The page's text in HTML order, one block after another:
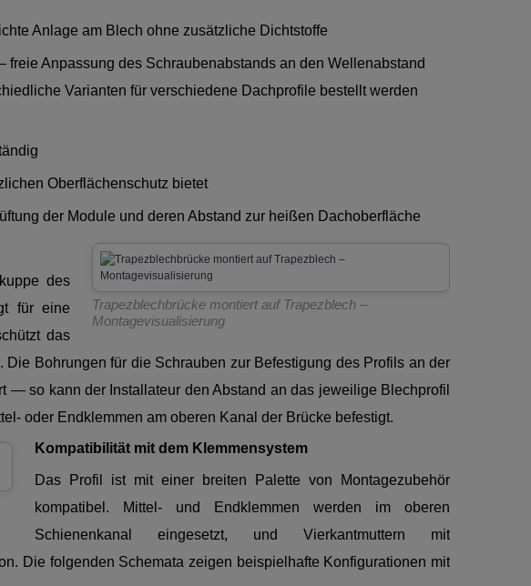
Anlage am Blech ohne zusätzliche Dichtstoffe
Anpassung des Schraubenabstands an den Wellenabstand
Varianten für verschiedene Dachprofile bestellt werden
Oberflächenschutz bietet
der Module und deren Abstand zur heißen Dachoberfläche
Trapezblechbrücke montiert auf Trapezblech –
Montagevisualisierung
des
für eine
das
Bohrungen für die Schrauben zur Befestigung des Profils an der
— so kann der Installateur den Abstand an das jeweilige Blechprofil
oder Endklemmen am oberen Kanal der Brücke befestigt.
Kompatibilität mit dem Klemmensystem
Das Profil ist mit einer breiten Palette von Montagezubehör
kompatibel. Mittel- und Endklemmen werden im oberen
Schienenkanal eingesetzt, und Vierkantmuttern mit
Die folgenden Schemata zeigen beispielhafte Konfigurationen mit